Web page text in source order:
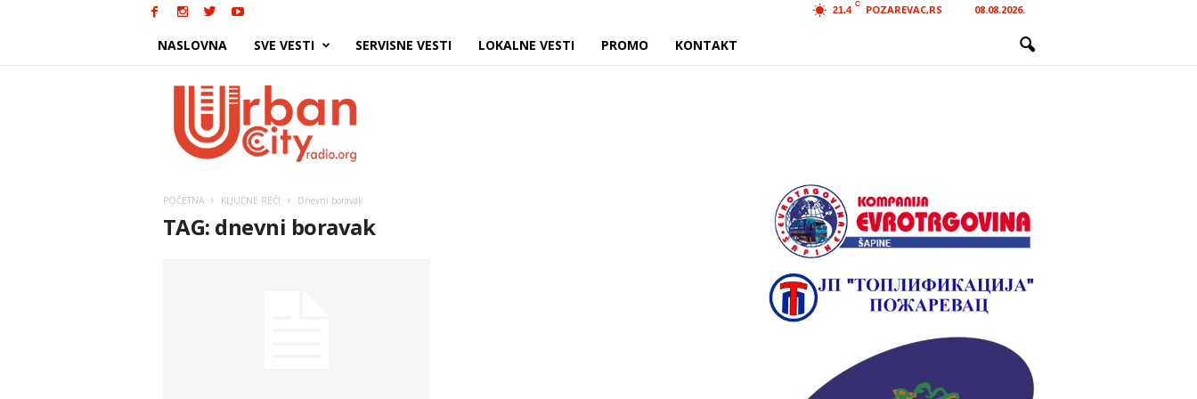
21.4
C POZAREVAC,RS 08.08.2026.
NASLOVNA SVE VESTI SERVISNE VESTI LOKALNE VESTI PROMO KONTAKT
POČETNA KLJUČNE REČI Dnevni boravak
TAG: dnevni boravak